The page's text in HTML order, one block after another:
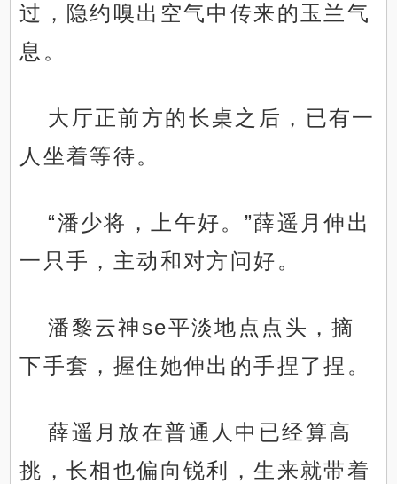
过，隐约嗅出空气中传来的玉兰气
息。
大厅正前方的长桌之后，已有一
人坐着等待。
“潘少将，上午好。”薛遥月伸出
一只手，主动和对方问好。
潘黎云神se平淡地点点头，摘
下手套，握住她伸出的手捏了捏。
薛遥月放在普通人中已经算高
挑，长相也偏向锐利，生来就带着